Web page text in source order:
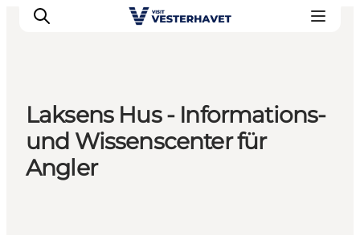
Events
Erlebnisse
Unsere Städte
Laksens Hus - Informations-
und Wissenscenter für
Angler